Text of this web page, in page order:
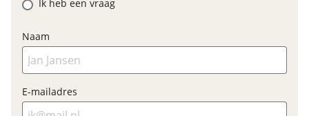
Nieuwprijs
Garanties
Ik heb een vraag
Naam
E-mailadres